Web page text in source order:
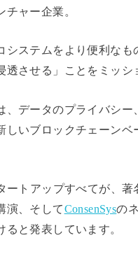
ャー企業。
システムをより便利な
させる」ことをミッシ
、データのプライバシ
しいブロックチェーン
ートアップすべてが、
演、そしてConsenSysの
と発表しています。